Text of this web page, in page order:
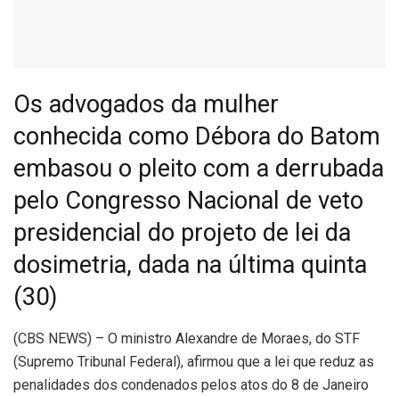
Os advogados da mulher
conhecida como Débora do Batom
embasou o pleito com a derrubada
pelo Congresso Nacional de veto
presidencial do projeto de lei da
dosimetria, dada na última quinta
(30)
(CBS NEWS) – O ministro Alexandre de Moraes, do STF
(Supremo Tribunal Federal), afirmou que a lei que reduz as
penalidades dos condenados pelos atos do 8 de Janeiro